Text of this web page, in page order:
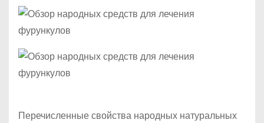
Перечисленные свойства народных натуральных